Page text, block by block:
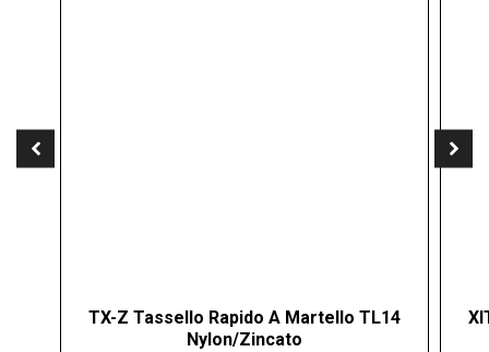
TX-Z Tassello Rapido A Martello TL14
Nylon/Zincato